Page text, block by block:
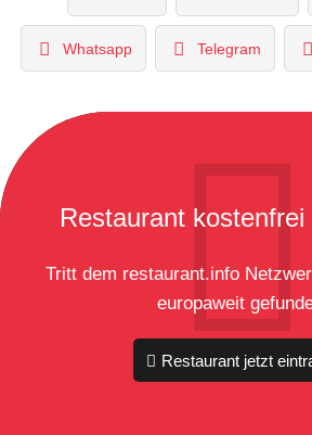
Whatsapp Telegram
Restaurant kostenfrei
Tritt dem restaurant.info
europaweit
Restaurant jetzt